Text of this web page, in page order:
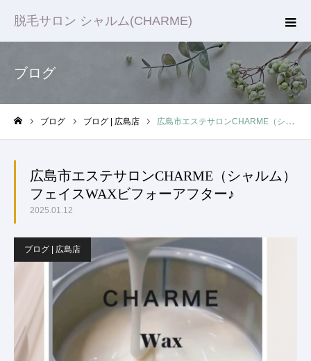
脱毛サロン シャルム(CHARME)
ブログ
ブログ ブログ | 広島店 広島市エステサロンCHARME（シャルム）フェイスWAXビフォーアフター♪
広島市エステサロンCHARME（シャルム）
フェイスWAXビフォーアフター♪
2025.01.12
ブログ | 広島店